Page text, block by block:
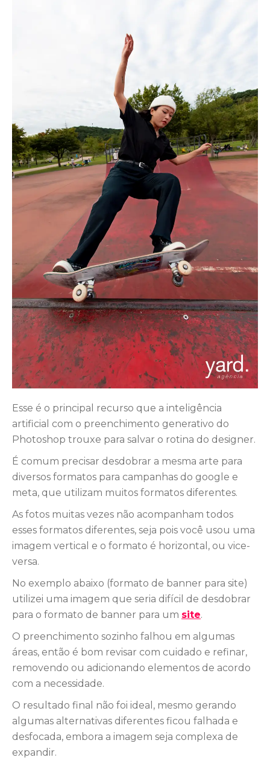
Esse é o principal recurso que a inteligência
artificial com o preenchimento generativo do
Photoshop trouxe para salvar o rotina do designer.
É comum precisar desdobrar a mesma arte para
diversos formatos para campanhas do google e
meta, que utilizam muitos formatos diferentes.
As fotos muitas vezes não acompanham todos
esses formatos diferentes, seja pois você usou uma
imagem vertical e o formato é horizontal, ou vice-
versa.
No exemplo abaixo (formato de banner para site)
utilizei uma imagem que seria difícil de desdobrar
para o formato de banner para um site.
O preenchimento sozinho falhou em algumas
áreas, então é bom revisar com cuidado e refinar,
removendo ou adicionando elementos de acordo
com a necessidade.
O resultado final não foi ideal, mesmo gerando
algumas alternativas diferentes ficou falhada e
desfocada, embora a imagem seja complexa de
expandir.